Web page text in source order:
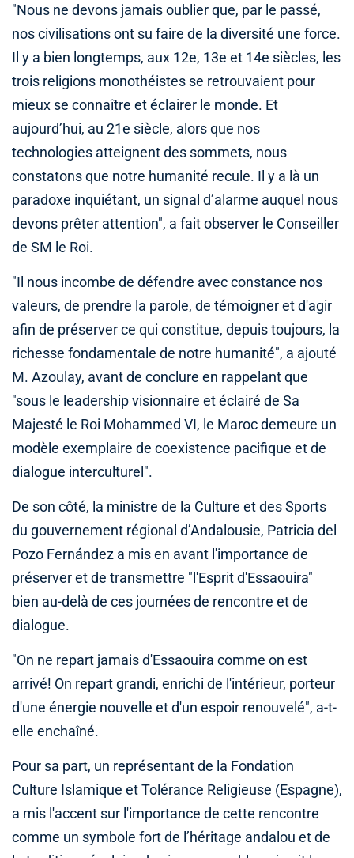
"Nous ne devons jamais oublier que, par le passé,
nos civilisations ont su faire de la diversité une force.
Il y a bien longtemps, aux 12e, 13e et 14e siècles, les
trois religions monothéistes se retrouvaient pour
mieux se connaître et éclairer le monde. Et
aujourd’hui, au 21e siècle, alors que nos
technologies atteignent des sommets, nous
constatons que notre humanité recule. Il y a là un
paradoxe inquiétant, un signal d’alarme auquel nous
devons prêter attention", a fait observer le Conseiller
de SM le Roi.
"Il nous incombe de défendre avec constance nos
valeurs, de prendre la parole, de témoigner et d'agir
afin de préserver ce qui constitue, depuis toujours, la
richesse fondamentale de notre humanité", a ajouté
M. Azoulay, avant de conclure en rappelant que
"sous le leadership visionnaire et éclairé de Sa
Majesté le Roi Mohammed VI, le Maroc demeure un
modèle exemplaire de coexistence pacifique et de
dialogue interculturel".
De son côté, la ministre de la Culture et des Sports
du gouvernement régional d’Andalousie, Patricia del
Pozo Fernández a mis en avant l'importance de
préserver et de transmettre "l'Esprit d'Essaouira"
bien au-delà de ces journées de rencontre et de
dialogue.
"On ne repart jamais d'Essaouira comme on est
arrivé! On repart grandi, enrichi de l'intérieur, porteur
d'une énergie nouvelle et d'un espoir renouvelé", a-t-
elle enchaîné.
Pour sa part, un représentant de la Fondation
Culture Islamique et Tolérance Religieuse (Espagne),
a mis l'accent sur l'importance de cette rencontre
comme un symbole fort de l’héritage andalou et de